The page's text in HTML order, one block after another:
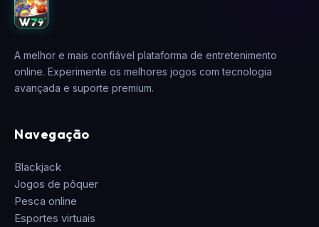
A melhor e mais confiável plataforma de entretenimento
online. Experimente os melhores jogos com tecnologia
avançada e suporte premium.
Navegação
Blackjack
Jogos de pôquer
Pesca online
Esportes virtuais